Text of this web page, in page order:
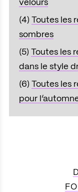
velours
(4) Toutes les
sombres
(5) Toutes les
dans le style
(6) Toutes les
pour